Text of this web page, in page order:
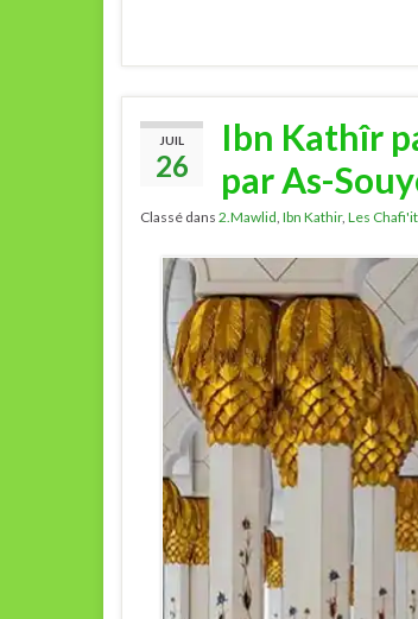
JUIL
26
Ibn Kathîr
par As-
Classé dans 2.Mawlid, Ibn Kathir, Les